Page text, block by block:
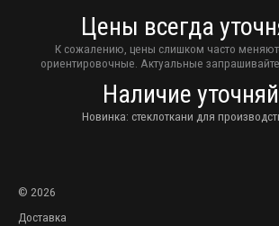
Цены всегда
К сожалению, цены слишком часто
ориентировочные. Актуальные запрашивайте
Наличие
Новинка: стеклоткани для
© 2026
Доставка